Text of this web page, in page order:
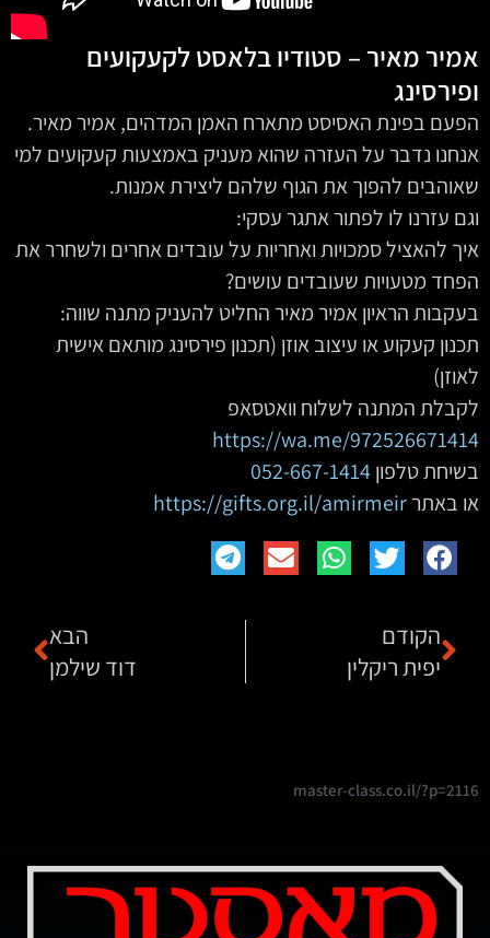
אמיר מאיר – סטודיו בלאסט לקעקועים
ופירסינג
הפעם בפינת האסיסט מתארח האמן המדהים, אמיר מאיר.
אנחנו נדבר על העזרה שהוא מעניק באמצעות קעקועים למי
שאוהבים להפוך את הגוף שלהם ליצירת אמנות.
‫וגם עזרנו לו לפתור אתגר עסקי:
איך להאציל סמכויות ואחריות על עובדים אחרים ולשחרר את
הפחד מטעויות שעובדים עושים?
בעקבות הראיון אמיר מאיר החליט להעניק מתנה שווה:
תכנון קעקוע או עיצוב אוזן (תכנון פירסינג מותאם אישית
לאוזן)
לקבלת המתנה לשלוח וואטסאפ
https://wa.me/972526671414
בשיחת טלפון052-667-1414
או באתרhttps://gifts.org.il/amirmeir
הקודם
יפית ריקלין
הבא
דוד שילמן
master-class.co.il/?p=2116